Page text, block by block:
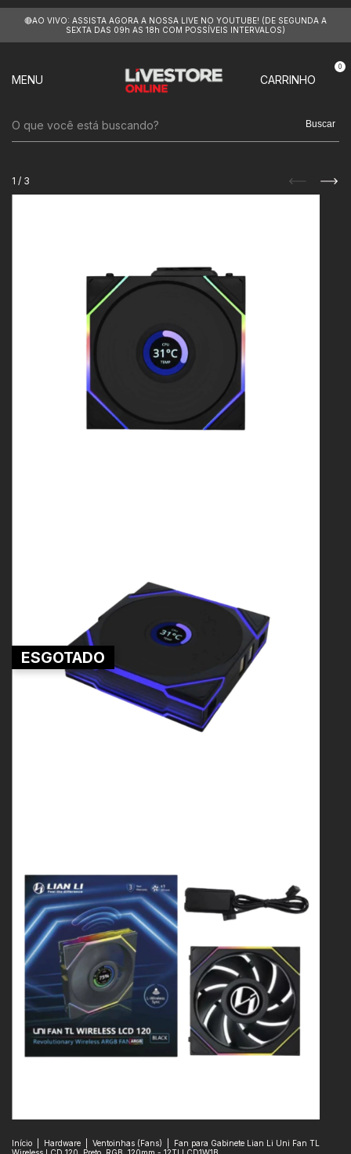
🔴AO VIVO: ASSISTA AGORA A NOSSA LIVE NO YOUTUBE! (DE SEGUNDA A
SEXTA DAS 09h AS 18h COM POSSÍVEIS INTERVALOS)
MENU CARRINHO
0
Buscar
1 / 3
ESGOTADO
Início Hardware Ventoinhas (Fans)
Fan para Gabinete Lian Li Uni Fan TL